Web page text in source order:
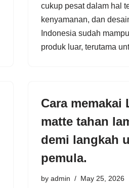
cukup pesat dalam hal
kenyamanan, dan
Indonesia sudah
produk luar, terutama
Cara memakai
matte tahan
demi langkah
pemula.
by admin May 25, 2026